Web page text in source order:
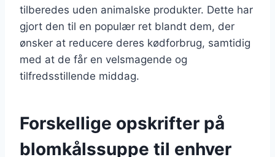
tilberedes uden animalske produkter. Dette har
gjort den til en populær ret blandt dem, der
ønsker at reducere deres kødforbrug, samtidig
med at de får en velsmagende og
tilfredsstillende middag.
Forskellige opskrifter på
blomkålssuppe til enhver